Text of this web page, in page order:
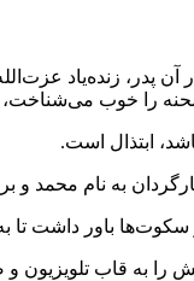
آن پدر، زنده‌یاد
را خوب می‌شناخت،
ابتذال است.
به نام
سکوت‌ها باور داشت تا
به قاب تلویزیون و